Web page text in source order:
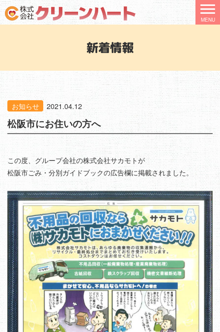
新着情報
お知らせ 2021.04.12
松阪市にお住いの方へ
この度、グループ会社の株式会社サカモトが
松阪市ごみ・分別ガイドブックの広告欄に掲載されました。